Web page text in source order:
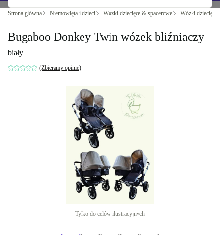
Strona główna Niemowlęta i dzieci Wózki dziecięce & spacerowe Wózki dziecięce
Bugaboo Donkey Twin wózek bliźniaczy
biały
(Zbieramy opinie)
Tylko do celów ilustracyjnych